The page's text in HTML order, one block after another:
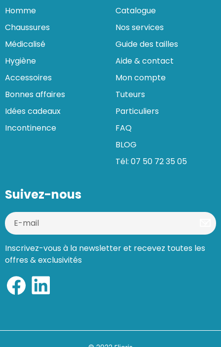
Homme
Chaussures
Médicalisé
Hygiène
Accessoires
Bonnes affaires
Idées cadeaux
Incontinence
Catalogue
Nos services
Guide des tailles
Aide & contact
Mon compte
Tuteurs
Particuliers
FAQ
BLOG
Tél: 07 50 72 35 05
Suivez-nous
Inscrivez-vous à la newsletter et recevez toutes les
offres & exclusivités